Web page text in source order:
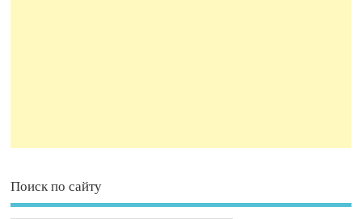
Поиск по сайту